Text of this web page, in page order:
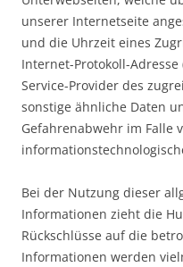
unserer Internetseite
und die Uhrzeit eines
Internet-Protokoll-Adresse
Service-Provider des
sonstige ähnliche Daten
Gefahrenabwehr im Falle
Bei der Nutzung dieser
Informationen zieht die
Rückschlüsse auf die
Informationen werden